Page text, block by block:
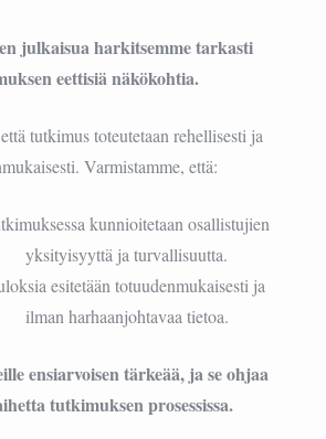
julkaisua harkitsemme tarkasti
eettisiä näkökohtia.
tutkimus toteutetaan rehellisesti ja
Varmistamme, että:
kunnioitetaan osallistujien
yksityisyyttä ja turvallisuutta.
esitetään totuudenmukaisesti ja
ilman harhaanjohtavaa tietoa.
ensiarvoisen tärkeää, ja se ohjaa
tutkimuksen prosessissa.